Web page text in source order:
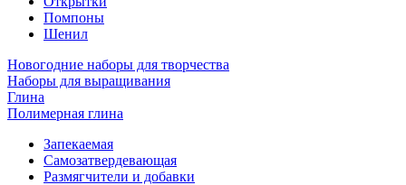
Помпоны
Шенил
Новогодние наборы для творчества
Наборы для выращивания
Глина
Полимерная глина
Запекаемая
Самозатвердевающая
Размягчители и добавки